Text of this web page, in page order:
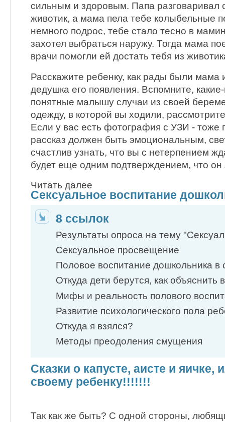
сильным и здоровым. Папа разговаривал
животик, а мама пела тебе колыбельные
немного подрос, тебе стало тесно в
захотел выбраться наружу. Тогда мама
врачи помогли ей достать тебя из
Расскажите ребенку, как рады были мама
дедушка его появления. Вспомните,
понятные малышу случаи из своей
одежду, в которой вы ходили,
Если у вас есть фотография с УЗИ - тоже
рассказ должен быть эмоциональным,
счастлив узнать, что вы с нетерпением
будет еще одним подтверждением, что
Читать далее
Сексуальное воспитание
8 ссылок
Результаты опроса на тему
Сексуальное просвещение
Половое воспитание дошкольника в
Откуда дети берутся, как объяснить
Мифы и реальность полового
Развитие психологического пола
Откуда я взялся?
Методы преодоления смущения
Сказки о капусте, аисте и яичке,
своему ребенку!!!!!!!
Так как же быть? С одной стороны,